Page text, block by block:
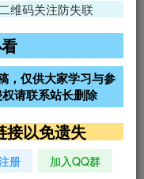
量4核4G3M服务器38元/
云高防免备案服务器
低价文字广告位招租
低价文字广告位招租
维码关注防失联
，仅供大家学习与参
请联系站长删除
接以免遗失
册 加入QQ群